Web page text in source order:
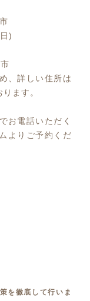
)
、詳しい住所は
ます。
お電話いただく
よりご予約くだ
を徹底して行いま